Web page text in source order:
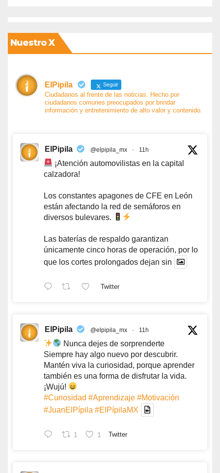
Nuestro X
ElPipila Seguir
Ciudadanos al frente de las noticias. Hecho por
ciudadanos comunes preocupados por brindar
información y entretenimiento de alto valor y contenido.
ElPipila @elpipila_mx · 11h
¡Atención automovilistas en la capital
calzadora!
Los constantes apagones de CFE en León
están afectando la red de semáforos en
diversos bulevares.
Las baterías de respaldo garantizan
únicamente cinco horas de operación, por lo
que los cortes prolongados dejan sin
Twitter
ElPipila @elpipila_mx · 11h
Nunca dejes de sorprenderte
Siempre hay algo nuevo por descubrir.
Mantén viva la curiosidad, porque aprender
también es una forma de disfrutar la vida.
¡Wujú!
#Curiosidad #Aprendizaje #Motivación
#JuanElPípila #ElPípilaMX
1 1 Twitter